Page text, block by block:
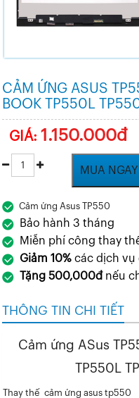
CẢM ỨNG ASUS
BOOK TP550L
GIÁ: 1.150.000đ
MUA NGAY
Cảm ứng Asus TP550
Bảo hành 3 tháng
Miễn phí công thay
Giảm 10% các dịch vụ
Tặng 500,000đnếu
THÔNG TIN CHI TIẾT
Cảm ứng ASus
TP550L
Thay thế cảm ứng asus tp550